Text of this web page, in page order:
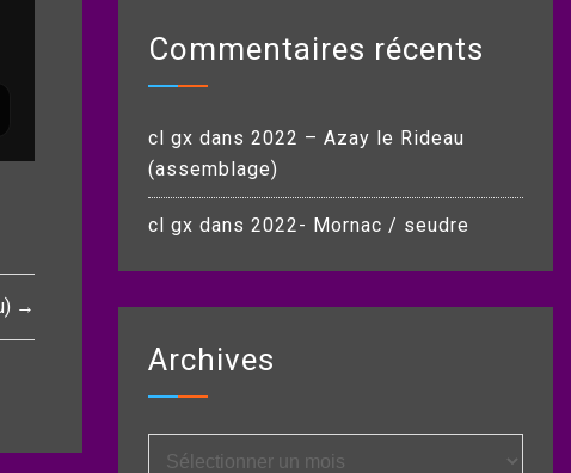
→
Commentaires récents
cl gx dans 2022 – Azay le Rideau
(assemblage)
cl gx dans 2022- Mornac / seudre
Archives